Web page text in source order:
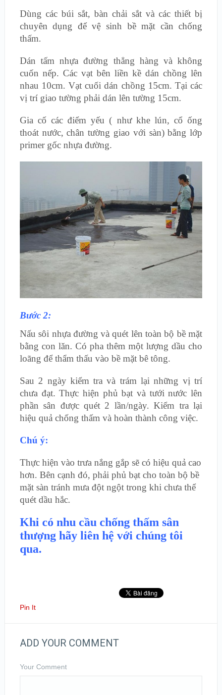
Dùng các búi sắt, bàn chải sắt và các thiết bị
chuyên dụng để vệ sinh bề mặt cần chống
thấm.
Dán tấm nhựa đường thẳng hàng và không
cuốn nếp. Các vạt bên liền kề dán chồng lên
nhau 10cm. Vạt cuối dán chồng 15cm. Tại các
vị trí giao tường phải dán lên tường 15cm.
Gia cố các điểm yếu ( như khe lún, cổ ống
thoát nước, chân tường giao với sàn) bằng lớp
primer gốc nhựa đường.
Bước 2:
Nấu sôi nhựa đường và quét lên toàn bộ bề mặt
bằng con lăn. Có pha thêm một lượng dầu cho
loãng để thẩm thấu vào bề mặt bê tông.
Sau 2 ngày kiểm tra và trám lại những vị trí
chưa đạt. Thực hiện phủ bạt và tưới nước lên
phần sân được quét 2 lần/ngày. Kiểm tra lại
hiệu quả chống thấm và hoàn thành công việc.
Chú ý:
Thực hiện vào trưa nắng gắp sẽ có hiệu quả cao
hơn. Bên cạnh đó, phải phủ bạt cho toàn bộ bề
mặt sàn tránh mưa đột ngột trong khi chưa thể
quét dầu hắc.
Khi có nhu cầu chống thấm sân
thượng hãy liên hệ với chúng tôi
qua.
Pin It
ADD YOUR COMMENT
Your Comment